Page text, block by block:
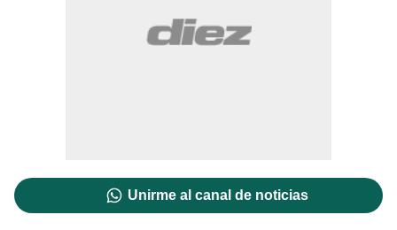
Unirme al canal de noticias